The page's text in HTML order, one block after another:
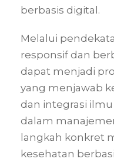
berbasis digital.
Melalui
responsif dan
dapat menjadi
yang menjawab
dan integrasi
dalam
langkah konkret
kesehatan